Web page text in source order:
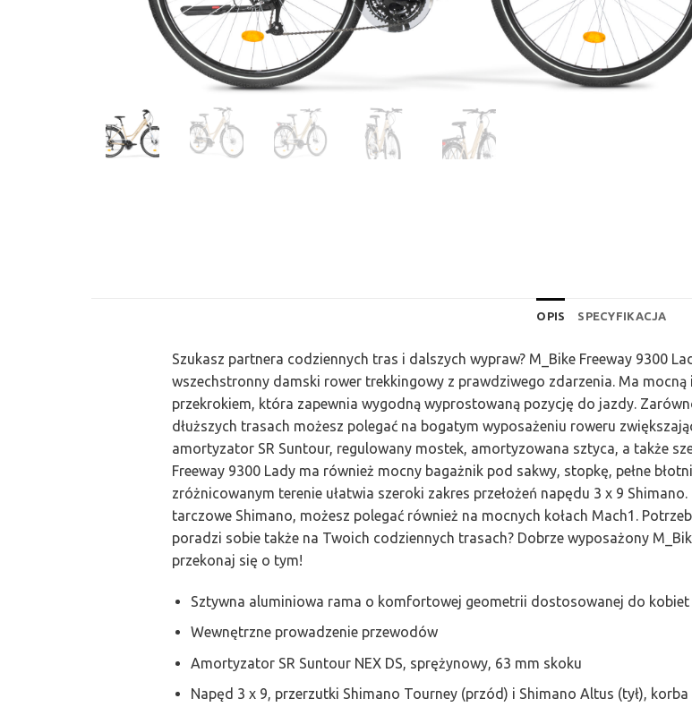
OPIS SPECYFIKACJA
Szukasz partnera codziennych tras i dalszych wypraw? M_Bike Freeway 9300
wszechstronny damski rower trekkingowy z prawdziwego zdarzenia. Ma
przekrokiem, która zapewnia wygodną wyprostowaną pozycję do jazdy.
dłuższych trasach możesz polegać na bogatym wyposażeniu roweru
amortyzator SR Suntour, regulowany mostek, amortyzowana sztyca, a także
Freeway 9300 Lady ma również mocny bagażnik pod sakwy, stopkę, pełne
zróżnicowanym terenie ułatwia szeroki zakres przełożeń napędu 3 x 9
tarczowe Shimano, możesz polegać również na mocnych kołach Mach1.
poradzi sobie także na Twoich codziennych trasach? Dobrze wyposażony
przekonaj się o tym!
Sztywna aluminiowa rama o komfortowej geometrii dostosowanej do kobiet
Wewnętrzne prowadzenie przewodów
Amortyzator SR Suntour NEX DS, sprężynowy, 63 mm skoku
Napęd 3 x 9, przerzutki Shimano Tourney (przód) i Shimano Altus (tył),